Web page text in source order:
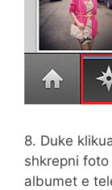
8. Duke
shkrepni
albumet e